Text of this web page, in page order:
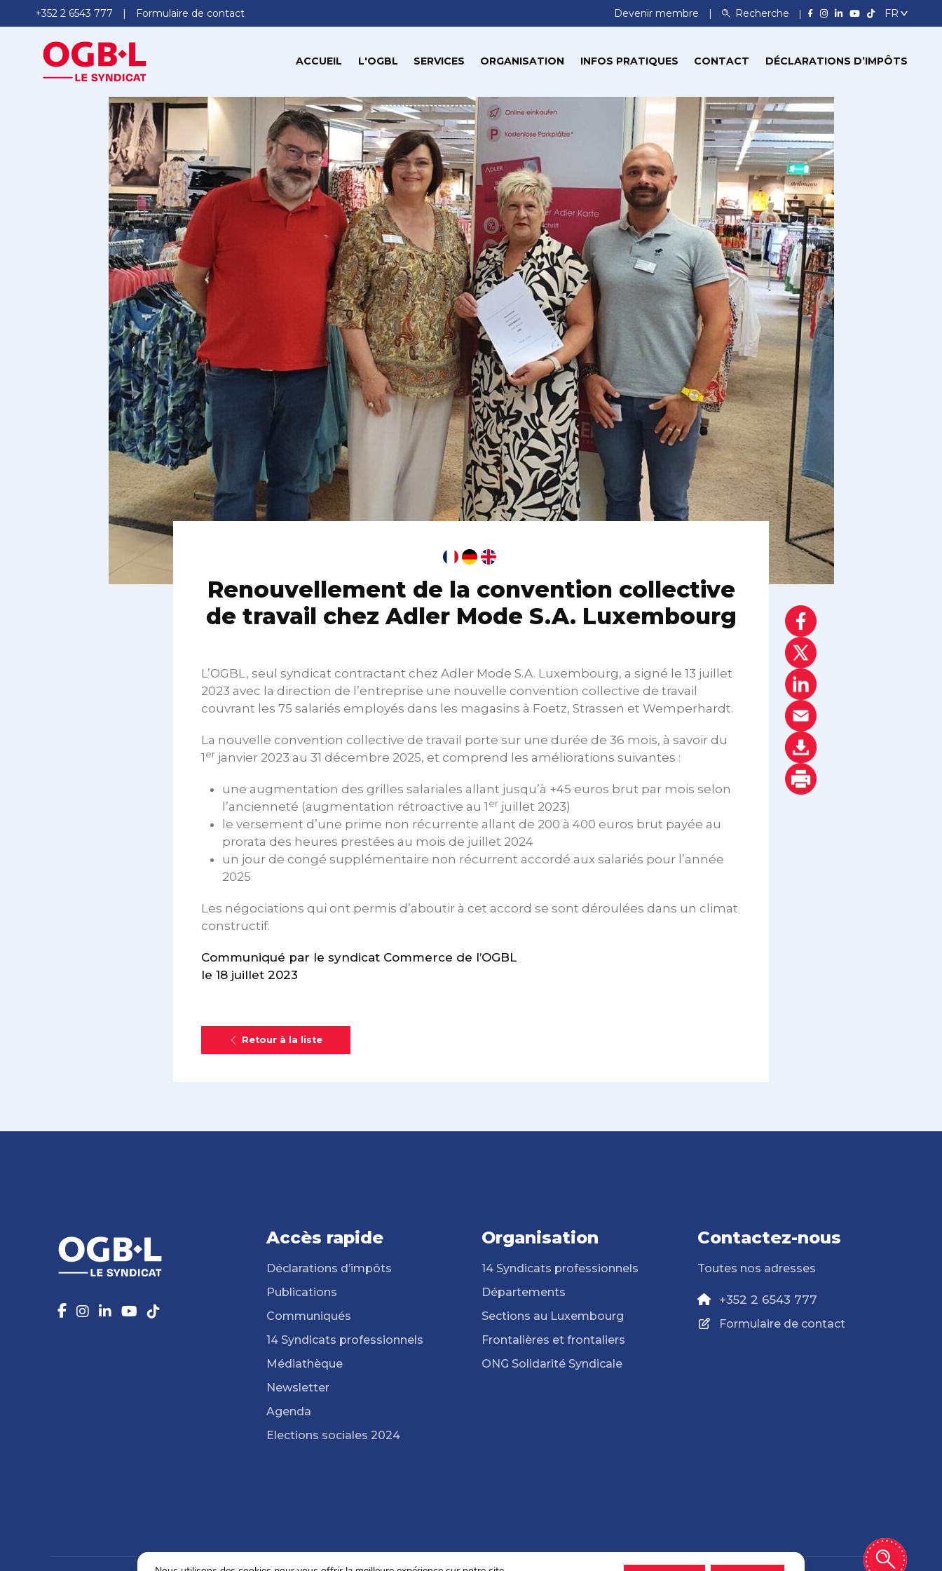
+352 2 6543 777 Formulaire de contact Devenir membre Recherche
ACCUEIL L'OGBL SERVICES ORGANISATION INFOS PRATIQUES CONTACT DÉCLARATIONS D’IMPÔTS
Renouvellement de la convention collective
de travail chez Adler Mode S.A. Luxembourg
L’OGBL, seul syndicat contractant chez Adler Mode S.A. Luxembourg, a signé le 13 juillet
2023 avec la direction de l’entreprise une nouvelle convention collective de travail
couvrant les 75 salariés employés dans les magasins à Foetz, Strassen et Wemperhardt.
La nouvelle convention collective de travail porte sur une durée de 36 mois, à savoir du
1 er janvier 2023 au 31 décembre 2025, et comprend les améliorations suivantes :
une augmentation des grilles salariales allant jusqu’à +45 euros brut par mois selon
l’ancienneté (augmentation rétroactive au 1 er juillet 2023)
le versement d’une prime non récurrente allant de 200 à 400 euros brut payée au
prorata des heures prestées au mois de juillet 2024
un jour de congé supplémentaire non récurrent accordé aux salariés pour l’année
2025
Les négociations qui ont permis d’aboutir à cet accord se sont déroulées dans un climat
constructif.
Communiqué par le syndicat Commerce de l’OGBL
le 18 juillet 2023
Retour à la liste
Accès rapide
Déclarations d’impôts
Publications
Communiqués
14 Syndicats professionnels
Médiathèque
Newsletter
Agenda
Elections sociales 2024
Organisation
14 Syndicats professionnels
Départements
Sections au Luxembourg
Frontalières et frontaliers
ONG Solidarité Syndicale
Contactez-nous
Toutes nos adresses
+352 2 6543 777
Formulaire de contact